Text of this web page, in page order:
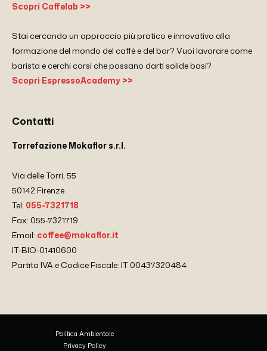
Scopri Caffelab >>
Stai cercando un approccio più pratico e innovativo alla
formazione del mondo del caffè e del bar? Vuoi lavorare come
barista e cerchi corsi che possano darti solide basi?
Scopri EspressoAcademy >>
Contatti
Torrefazione Mokaflor s.r.l.
Via delle Torri, 55
50142 Firenze
Tel: 055-7321718
Fax: 055-7321719
Email: coffee@mokaflor.it
IT-BIO-01410600
Partita IVA e Codice Fiscale: IT 00437320484
Politica Ambientale
Privacy Policy